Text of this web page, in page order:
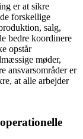
er at sikre
forskellige
salg,
bedre koordinere
opstår
møder,
ansvarsområder er
at alle arbejder